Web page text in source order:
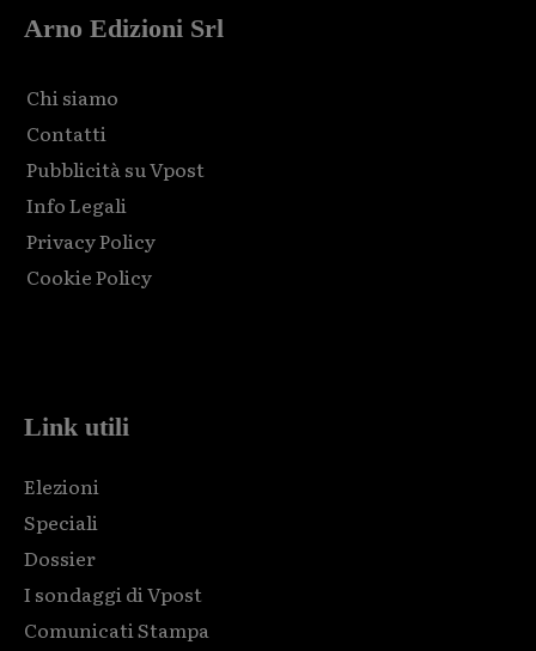
Arno Edizioni Srl
Chi siamo
Contatti
Pubblicità su Vpost
Info Legali
Privacy Policy
Cookie Policy
Link utili
Elezioni
Speciali
Dossier
I sondaggi di Vpost
Comunicati Stampa